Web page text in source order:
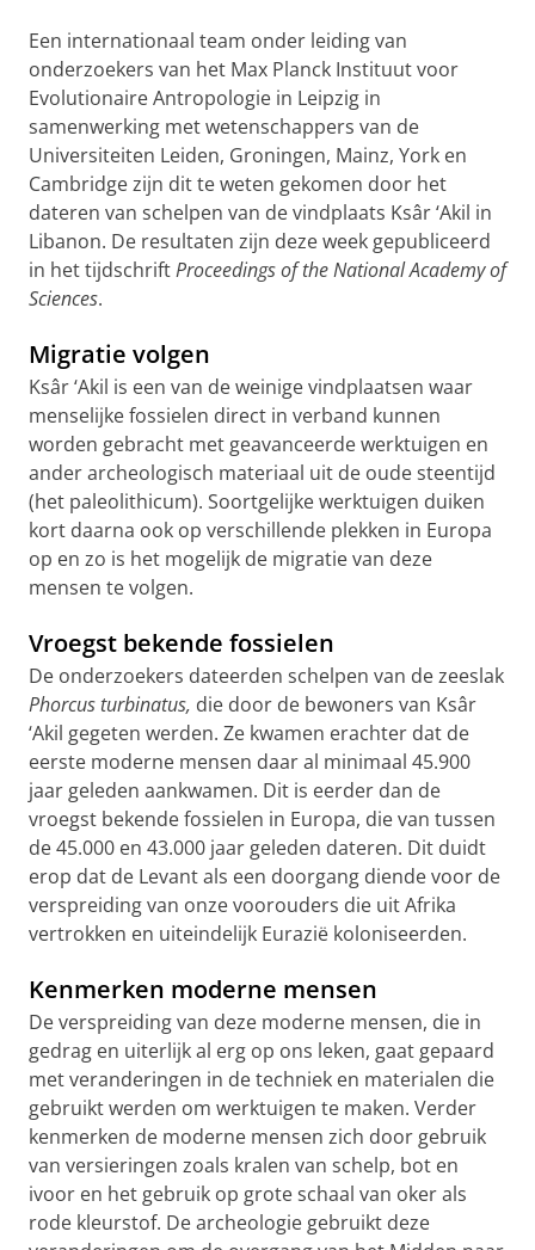
Een internationaal team onder leiding van
onderzoekers van het Max Planck Instituut voor
Evolutionaire Antropologie in Leipzig in
samenwerking met wetenschappers van de
Universiteiten Leiden, Groningen, Mainz, York en
Cambridge zijn dit te weten gekomen door het
dateren van schelpen van de vindplaats Ksâr ‘Akil in
Libanon. De resultaten zijn deze week gepubliceerd
in het tijdschriftProceedings of the National Academy of
Sciences.
Migratie volgen
Ksâr ‘Akil is een van de weinige vindplaatsen waar
menselijke fossielen direct in verband kunnen
worden gebracht met geavanceerde werktuigen en
ander archeologisch materiaal uit de oude steentijd
(het paleolithicum). Soortgelijke werktuigen duiken
kort daarna ook op verschillende plekken in Europa
op en zo is het mogelijk de migratie van deze
mensen te volgen.
Vroegst bekende fossielen
De onderzoekers dateerden schelpen van de zeeslak
Phorcus turbinatus, die door de bewoners van Ksâr
‘Akil gegeten werden. Ze kwamen erachter dat de
eerste moderne mensen daar al minimaal 45.900
jaar geleden aankwamen. Dit is eerder dan de
vroegst bekende fossielen in Europa, die van tussen
de 45.000 en 43.000 jaar geleden dateren. Dit duidt
erop dat de Levant als een doorgang diende voor de
verspreiding van onze voorouders die uit Afrika
vertrokken en uiteindelijk Eurazië koloniseerden.
Kenmerken moderne mensen
De verspreiding van deze moderne mensen, die in
gedrag en uiterlijk al erg op ons leken, gaat gepaard
met veranderingen in de techniek en materialen die
gebruikt werden om werktuigen te maken. Verder
kenmerken de moderne mensen zich door gebruik
van versieringen zoals kralen van schelp, bot en
ivoor en het gebruik op grote schaal van oker als
rode kleurstof. De archeologie gebruikt deze